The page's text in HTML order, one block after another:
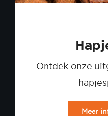
Ontdek onze
Meer